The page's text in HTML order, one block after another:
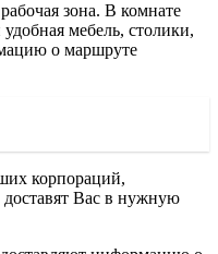
зона. В комнате
мебель, столики,
о маршруте
корпораций,
доставят Вас в нужную